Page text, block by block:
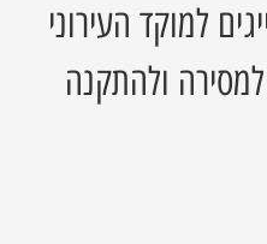
למוקד העירוני
למסירה ולהתקנה